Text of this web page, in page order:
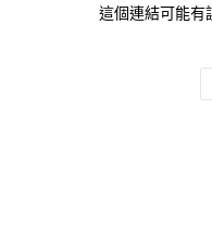
這個連結可能有